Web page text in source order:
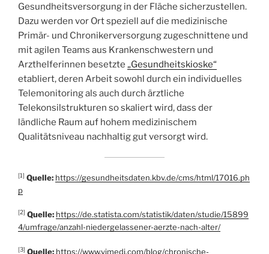
Gesundheitsversorgung in der Fläche sicherzustellen.
Dazu werden vor Ort speziell auf die medizinische
Primär- und Chronikerversorgung zugeschnittene und
mit agilen Teams aus Krankenschwestern und
Arzthelferinnen besetzte „Gesundheitskioske“
etabliert, deren Arbeit sowohl durch ein individuelles
Telemonitoring als auch durch ärztliche
Telekonsilstrukturen so skaliert wird, dass der
ländliche Raum auf hohem medizinischem
Qualitätsniveau nachhaltig gut versorgt wird.
[1] Quelle: https://gesundheitsdaten.kbv.de/cms/html/17016.ph
p
[2] Quelle: https://de.statista.com/statistik/daten/studie/15899
4/umfrage/anzahl-niedergelassener-aerzte-nach-alter/
[3] Quelle: https://www.vimedi.com/blog/chronische-